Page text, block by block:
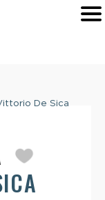
De Sica